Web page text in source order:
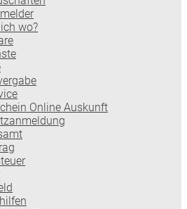
wo?
Online Auskunft